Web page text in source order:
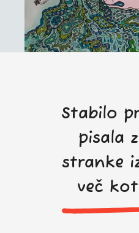
Stabilo
pisala
stranke
več